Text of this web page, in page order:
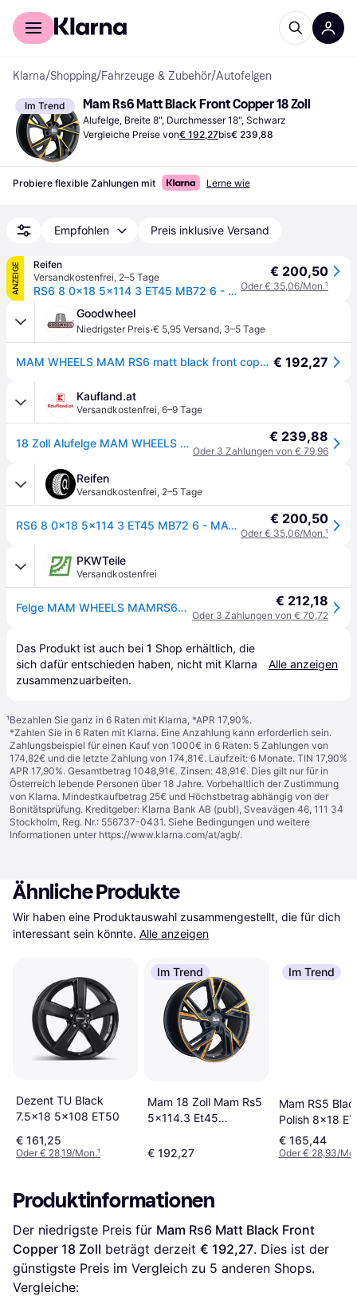
Für Shopper
Klarna/Shopping/Fahrzeuge & Zubehör/Autofelgen
Im Trend Mam Rs6 Matt Black Front Copper 18 Zoll
Alufelge, Breite 8", Durchmesser 18", Schwarz
Vergleiche Preise von€ 192,27bis€ 239,88
Probiere flexible Zahlungen mit Lerne wie
Empfohlen Preis inklusive Versand
ANZEIGE
Reifen
Versandkostenfrei, 2–5 Tage
RS6 8 0x18 5x114 3 ET45 MB72 6 - MATT BLACK FRONT COPPER
€ 200,50
Oder € 35,06/Mon.¹
Goodwheel
Niedrigster Preis·€ 5,95 Versand, 3–5 Tage
MAM WHEELS MAM RS6 matt black front copper 8.0Jx18 5x114.3 ET45 € 192,27
Kaufland.at
Versandkostenfrei, 6–9 Tage
18 Zoll Alufelge MAM WHEELS RS6 18"x8.00" 5x114.3 PCD ET45 72.6mm Felge Schwarz Matt € 239,88
Oder 3 Zahlungen von € 79,96
Reifen
Versandkostenfrei, 2–5 Tage
RS6 8 0x18 5x114 3 ET45 MB72 6 - MATT BLACK FRONT COPPER € 200,50
Oder € 35,06/Mon.¹
PKWTeile
Versandkostenfrei
Felge MAM WHEELS MAMRS680185114345MBFC € 212,18
Oder 3 Zahlungen von € 70,72
Das Produkt ist auch bei 1 Shop erhältlich, die
sich dafür entschieden haben, nicht mit Klarna
zusammenzuarbeiten.
Alle anzeigen
¹Bezahlen Sie ganz in 6 Raten mit Klarna, *APR 17,90%.
*Zahlen Sie in 6 Raten mit Klarna. Eine Anzahlung kann erforderlich sein.
Zahlungsbeispiel für einen Kauf von 1000€ in 6 Raten: 5 Zahlungen von
174,82€ und die letzte Zahlung von 174,81€. Laufzeit: 6 Monate. TIN 17,90%
APR 17,90%. Gesamtbetrag 1048,91€. Zinsen: 48,91€. Dies gilt nur für in
Österreich lebende Personen über 18 Jahre. Vorbehaltlich der Zustimmung
von Klarna. Mindestkaufbetrag 25€ und Höchstbetrag abhängig von der
Bonitätsprüfung. Kreditgeber: Klarna Bank AB (publ), Sveavägen 46, 111 34
Stockholm, Reg. Nr.: 556737-0431. Siehe Bedingungen und weitere
Informationen unter https://www.klarna.com/at/agb/.
Ähnliche Produkte
Wir haben eine Produktauswahl zusammengestellt, die für dich
interessant sein könnte. Alle anzeigen
Dezent TU Black
7.5x18 5x108 ET50
€ 161,25
Oder € 28,19/Mon.¹
Im Trend
Mam 18 Zoll Mam Rs5
5x114.3 Et45
Front Copper
€ 192,27
Im Trend
Mam RS5
Polish 8x18
LK5/114.3
Felge Alu -
€ 165,44
Oder € 28,93/
Produktinformationen
Der niedrigste Preis für Mam Rs6 Matt Black Front
Copper 18 Zoll beträgt derzeit € 192,27. Dies ist der
günstigste Preis im Vergleich zu 5 anderen Shops.
Vergleiche: